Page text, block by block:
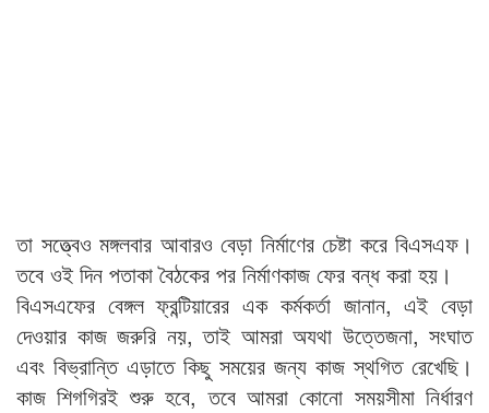
তা সত্ত্বেও মঙ্গলবার আবারও বেড়া নির্মাণের চেষ্টা করে বিএসএফ।
তবে ওই দিন পতাকা বৈঠকের পর নির্মাণকাজ ফের বন্ধ করা হয়।
বিএসএফের বেঙ্গল ফ্রন্টিয়ারের এক কর্মকর্তা জানান, এই বেড়া
দেওয়ার কাজ জরুরি নয়, তাই আমরা অযথা উত্তেজনা, সংঘাত
এবং বিভ্রান্তি এড়াতে কিছু সময়ের জন্য কাজ স্থগিত রেখেছি।
কাজ শিগগিরই শুরু হবে, তবে আমরা কোনো সময়সীমা নির্ধারণ